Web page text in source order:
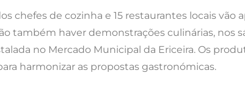
chefes de cozinha e 15 restaurantes locais
também haver demonstrações culinárias, nos
no Mercado Municipal da Ericeira. Os
harmonizar as propostas gastronómicas.